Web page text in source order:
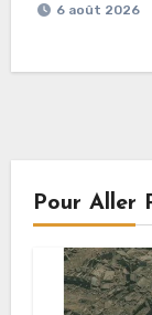
6 août 2026
Pour Aller